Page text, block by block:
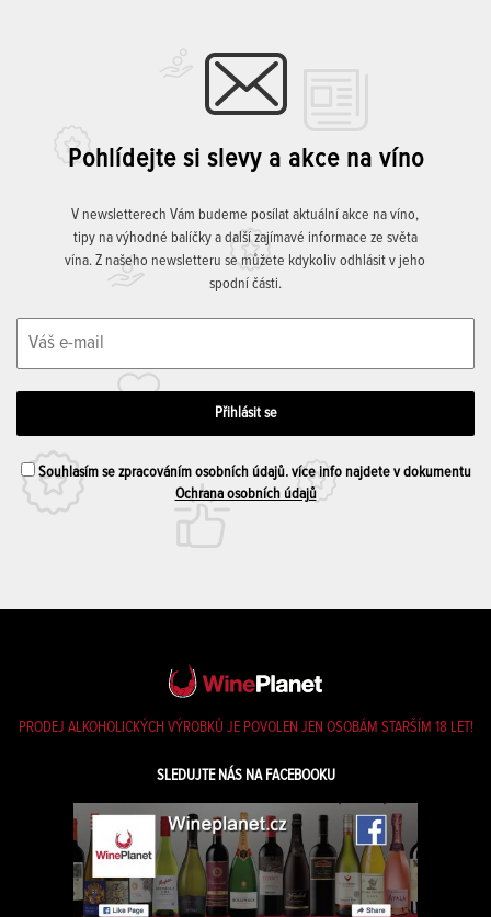
Pohlídejte si slevy a akce na víno
V newsletterech Vám budeme posílat aktuální akce na víno,
tipy na výhodné balíčky a další zajímavé informace ze světa
vína. Z našeho newsletteru se můžete kdykoliv odhlásit v jeho
spodní části.
Souhlasím se zpracováním osobních údajů. více info najdete v dokumentu
Ochrana osobních údajů
PRODEJ ALKOHOLICKÝCH VÝROBKŮ JE POVOLEN JEN OSOBÁM STARŠÍM 18 LET!
SLEDUJTE NÁS NA FACEBOOKU